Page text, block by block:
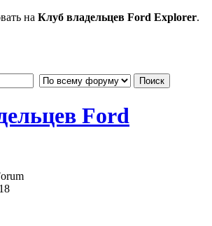
на Клуб владельцев Ford Explorer.
Ford